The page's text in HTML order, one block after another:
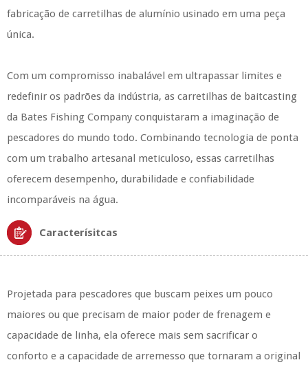
fabricação de carretilhas de alumínio usinado em uma peça
única.
Com um compromisso inabalável em ultrapassar limites e
redefinir os padrões da indústria, as carretilhas de baitcasting
da Bates Fishing Company conquistaram a imaginação de
pescadores do mundo todo. Combinando tecnologia de ponta
com um trabalho artesanal meticuloso, essas carretilhas
oferecem desempenho, durabilidade e confiabilidade
incomparáveis ​​na água.
Caracterísitcas
Projetada para pescadores que buscam peixes um pouco
maiores ou que precisam de maior poder de frenagem e
capacidade de linha, ela oferece mais sem sacrificar o
conforto e a capacidade de arremesso que tornaram a original